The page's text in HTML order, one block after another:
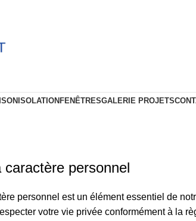
ISOLATION FENÊTRESGALERIE PROJETS
& Cookies
personnel
personnel est un élément essentiel de
votre vie privée conformément à la